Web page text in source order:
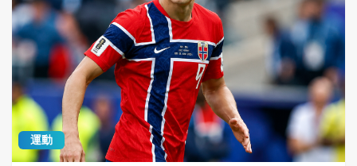
運動